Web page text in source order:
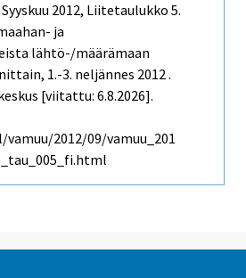
Syyskuu 2012, Liitetaulukko 5.
ja
lähtö-/määrämaan
1.-3. neljännes 2012 .
[viitattu: 6.8.2026].
2012/09/vamuu_201